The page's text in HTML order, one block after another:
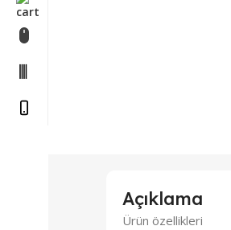
Açıklama
Ürün özellikleri